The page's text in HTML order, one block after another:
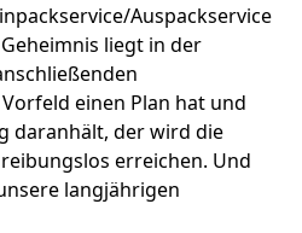
Auspackservice
liegt in der
einen Plan hat und
daranhält, der wird die
erreichen. Und
langjährigen